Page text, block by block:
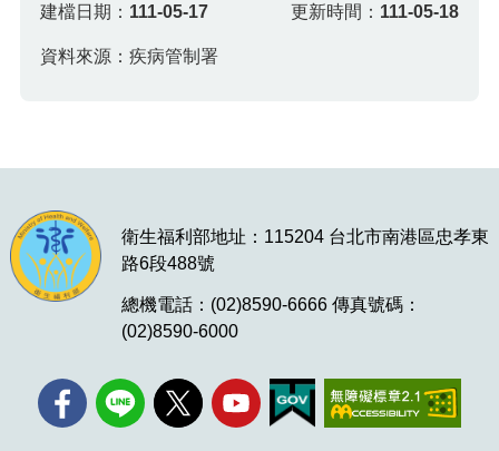
建檔日期： 111-05-17 更新時間： 111-05-18
資料來源：疾病管制署
衛生福利部地址：115204 台北市南港區忠孝東
路6段488號
總機電話：(02)8590-6666 傳真號碼：
(02)8590-6000